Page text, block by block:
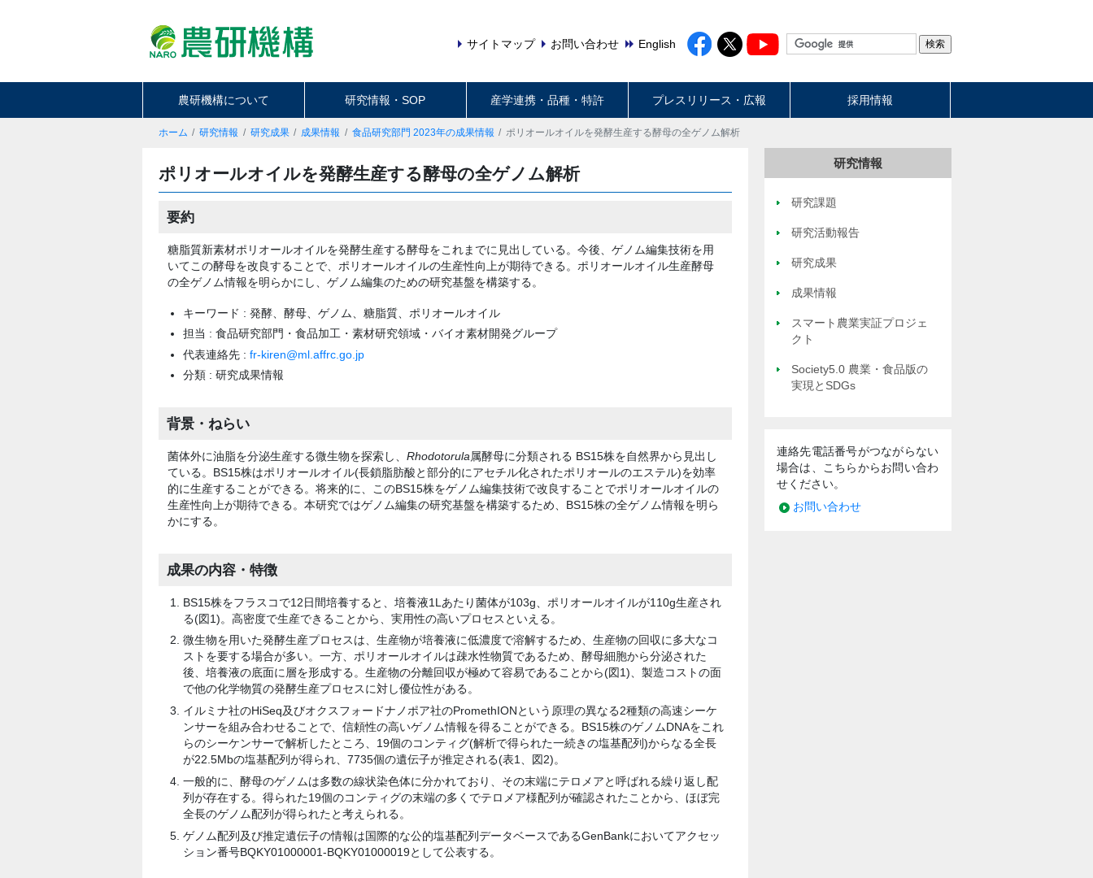
サイトマップ お問い合わせ English
農研機構について 研究情報・SOP 産学連携・品種・特許 プレスリリース・広報 採用情報
ホーム 研究情報 研究成果 成果情報 食品研究部門 2023年の成果情報 ポリオールオイルを発酵生産する酵母の全ゲノム解析
ポリオールオイルを発酵生産する酵母の全ゲノム解析
要約
糖脂質新素材ポリオールオイルを発酵生産する酵母をこれまでに見出している。今後、ゲノム編集技術を用
いてこの酵母を改良することで、ポリオールオイルの生産性向上が期待できる。ポリオールオイル生産酵母
の全ゲノム情報を明らかにし、ゲノム編集のための研究基盤を構築する。
キーワード : 発酵、酵母、ゲノム、糖脂質、ポリオールオイル
担当 : 食品研究部門・食品加工・素材研究領域・バイオ素材開発グループ
代表連絡先 : fr-kiren@ml.affrc.go.jp
分類 : 研究成果情報
背景・ねらい
菌体外に油脂を分泌生産する微生物を探索し、Rhodotorula属酵母に分類される BS15株を自然界から見出し
ている。BS15株はポリオールオイル(長鎖脂肪酸と部分的にアセチル化されたポリオールのエステル)を効率
的に生産することができる。将来的に、このBS15株をゲノム編集技術で改良することでポリオールオイルの
生産性向上が期待できる。本研究ではゲノム編集の研究基盤を構築するため、BS15株の全ゲノム情報を明ら
かにする。
成果の内容・特徴
BS15株をフラスコで12日間培養すると、培養液1Lあたり菌体が103g、ポリオールオイルが110g生産され
る(図1)。高密度で生産できることから、実用性の高いプロセスといえる。
微生物を用いた発酵生産プロセスは、生産物が培養液に低濃度で溶解するため、生産物の回収に多大なコ
ストを要する場合が多い。一方、ポリオールオイルは疎水性物質であるため、酵母細胞から分泌された
後、培養液の底面に層を形成する。生産物の分離回収が極めて容易であることから(図1)、製造コストの面
で他の化学物質の発酵生産プロセスに対し優位性がある。
イルミナ社のHiSeq及びオクスフォードナノポア社のPromethIONという原理の異なる2種類の高速シーケ
ンサーを組み合わせることで、信頼性の高いゲノム情報を得ることができる。BS15株のゲノムDNAをこれ
らのシーケンサーで解析したところ、19個のコンティグ(解析で得られた一続きの塩基配列)からなる全長
が22.5Mbの塩基配列が得られ、7735個の遺伝子が推定される(表1、図2)。
一般的に、酵母のゲノムは多数の線状染色体に分かれており、その末端にテロメアと呼ばれる繰り返し配
列が存在する。得られた19個のコンティグの末端の多くでテロメア様配列が確認されたことから、ほぼ完
全長のゲノム配列が得られたと考えられる。
ゲノム配列及び推定遺伝子の情報は国際的な公的塩基配列データベースであるGenBankにおいてアクセッ
ション番号BQKY01000001-BQKY01000019として公表する。
研究情報
研究課題
研究活動報告
研究成果
成果情報
スマート農業実証プロジェ
クト
Society5.0 農業・食品版の
実現とSDGs
連絡先電話番号がつながらない
場合は、こちらからお問い合わ
せください。
お問い合わせ